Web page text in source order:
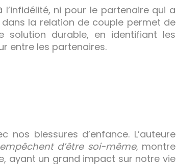
ni pour le partenaire qui a
la relation de couple permet de
solution durable, en identifiant les
entre les partenaires.
blessures d’enfance. L’auteure
d’être soi-même, montre
ayant un grand impact sur notre vie